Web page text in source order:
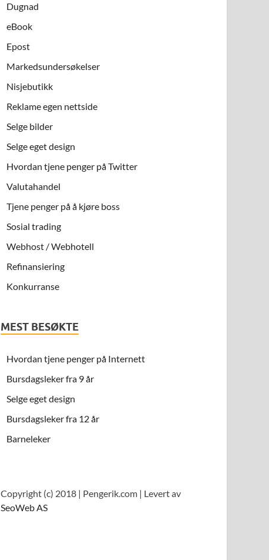
Dugnad
eBook
Epost
Markedsundersøkelser
Nisjebutikk
Reklame egen nettside
Selge bilder
Selge eget design
Hvordan tjene penger på Twitter
Valutahandel
Tjene penger på å kjøre boss
Sosial trading
Webhost / Webhotell
Refinansiering
Konkurranse
MEST BESØKTE
Hvordan tjene penger på Internett
Bursdagsleker fra 9 år
Selge eget design
Bursdagsleker fra 12 år
Barneleker
Copyright (c) 2018 | Pengerik.com | Levert av
SeoWeb AS